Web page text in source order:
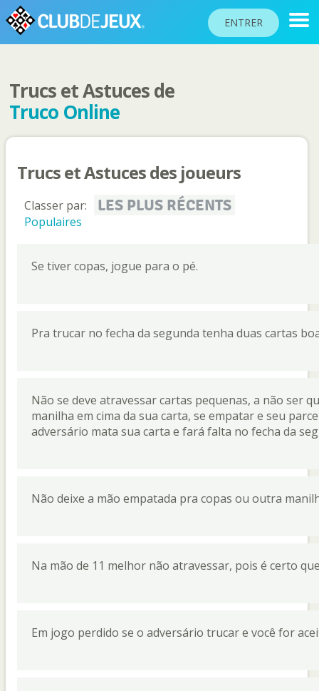
ENTRER
CLASSEMENTS
TOURNOIS
AIDE
PASSEPORT
JOUER
Trucs et Astuces de
Truco Online
Trucs et Astuces des joueurs
Classer par: LES PLUS RÉCENTS
Populaires
Se tiver copas, jogue para o pé.
Pra trucar no fecha da segunda tenha duas cartas
Não se deve atravessar cartas pequenas, a não ser
manilha em cima da sua carta, se empatar e seu
adversário mata sua carta e fará falta no fecha da
Não deixe a mão empatada pra copas ou outra
Na mão de 11 melhor não atravessar, pois é certo
Em jogo perdido se o adversário trucar e você for